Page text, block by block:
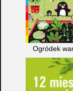
Ogródek